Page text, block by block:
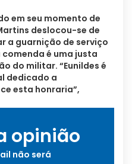
em seu momento de
deslocou-se de
a guarnição de serviço
é uma justa
do militar. “Eunildes é
dedicado a
esta honraria”,
opinião
não será